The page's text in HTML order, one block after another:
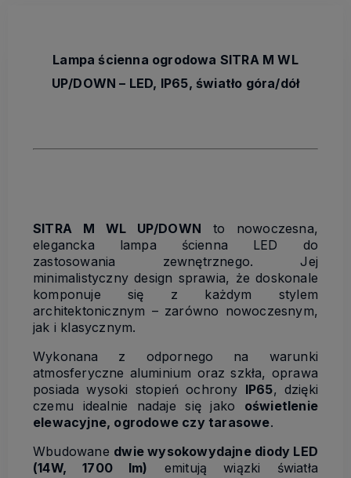
Lampa ścienna ogrodowa SITRA M WL
UP/DOWN – LED, IP65, światło góra/dół
SITRA M WL UP/DOWN to nowoczesna,
elegancka lampa ścienna LED do
zastosowania zewnętrznego. Jej
minimalistyczny design sprawia, że doskonale
komponuje się z każdym stylem
architektonicznym – zarówno nowoczesnym,
jak i klasycznym.
Wykonana z odpornego na warunki
atmosferyczne aluminium oraz szkła, oprawa
posiada wysoki stopień ochrony IP65, dzięki
czemu idealnie nadaje się jako oświetlenie
elewacyjne, ogrodowe czy tarasowe.
Wbudowane dwie wysokowydajne diody LED
(14W, 1700 lm) emitują wiązki światła